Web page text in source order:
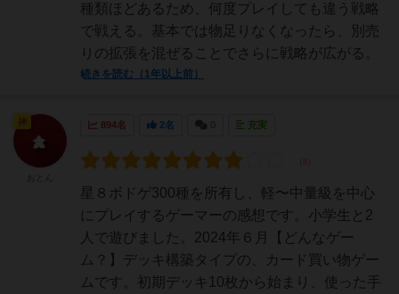
種類ほどあるため、何度プレイしても違う戦略
で戦える。基本では物足りなくなったら、別売
りの拡張を混ぜることでさらに戦略が広がる。
続きを読む（1年以上前）
894名 2名 充実
星８ボドゲ300種を所有し、軽〜中量級を中心
にプレイするゲーマーの感想です。小学生と2
人で遊びました。2024年６月【どんなゲー
ム？】デッキ構築タイプの、カード買い物ゲー
ムです。初期デッキ10枚から始まり、使った手
神